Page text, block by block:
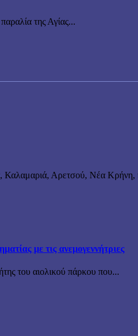
της Αγίας...
Καλαμαριά, Αρετσού, Νέα Κρήνη,
με τις ανεμογεννήτριες
του αιολικού πάρκου που...